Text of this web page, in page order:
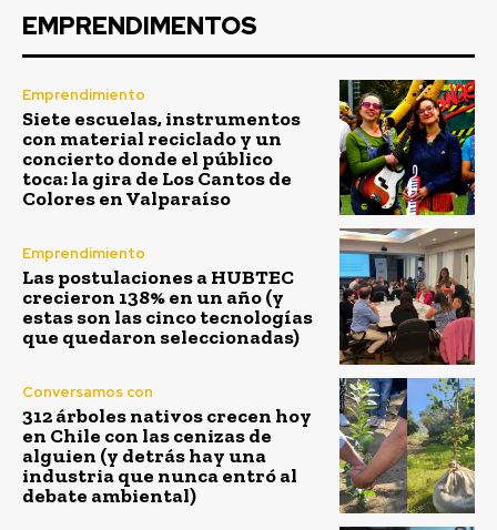
EMPRENDIMENTOS
Emprendimiento
Siete escuelas, instrumentos
con material reciclado y un
concierto donde el público
toca: la gira de Los Cantos de
Colores en Valparaíso
Emprendimiento
Las postulaciones a HUBTEC
crecieron 138% en un año (y
estas son las cinco tecnologías
que quedaron seleccionadas)
Conversamos con
312 árboles nativos crecen hoy
en Chile con las cenizas de
alguien (y detrás hay una
industria que nunca entró al
debate ambiental)